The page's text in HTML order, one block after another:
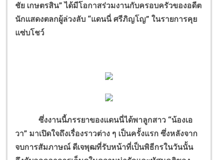
ชัย เกษตรสิน” ได้มีโอกาสร่วมงานกับครอบครัวของอดีต
นักแสดงตลกผู้ล่วงลับ “แดนนี่ ศรีภิญโญ” ในรายการคุย
แซ่บโชว์
ซึ่งงานนี้ภรรยาของแดนนี่ได้พาลูกสาว “น้องเอ
วา” มาเปิดใจถึงเรื่องราวต่าง ๆ เป็นครั้งแรก ซึ่งหลังจาก
จบการสัมภาษณ์ ดีเจพุฒที่รับหน้าที่เป็นพิธีกรในวันนั้น